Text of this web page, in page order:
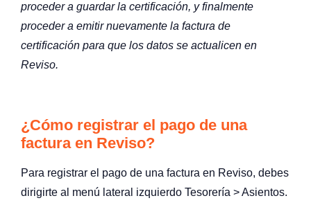
proceder a guardar la certificación, y finalmente
proceder a emitir nuevamente la factura de
certificación para que los datos se actualicen en
Reviso.
¿Cómo registrar el pago de una
factura en Reviso?
Para registrar el pago de una factura en Reviso, debes
dirigirte al menú lateral izquierdo Tesorería > Asientos.